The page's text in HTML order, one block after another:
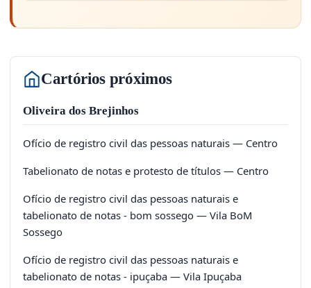
Cartórios próximos
Oliveira dos Brejinhos
Ofício de registro civil das pessoas naturais — Centro
Tabelionato de notas e protesto de títulos — Centro
Ofício de registro civil das pessoas naturais e
tabelionato de notas - bom sossego — Vila BoM
Sossego
Ofício de registro civil das pessoas naturais e
tabelionato de notas - ipuçaba — Vila Ipuçaba